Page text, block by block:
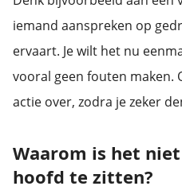
iemand aanspreken op
ervaart. Je wilt het nu
vooral geen fouten maken.
actie over, zodra je zeker
Waarom is het
hoofd te zitten?